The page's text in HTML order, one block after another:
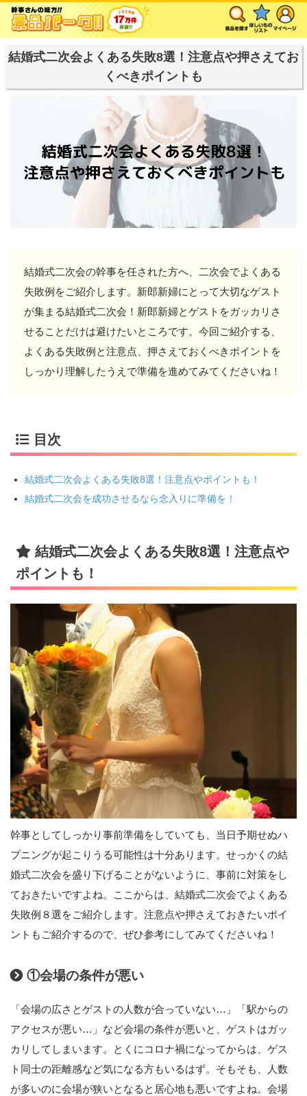
結婚式二次会よくある失敗8選！注意点や押さえてお
くべきポイントも
結婚式二次会の幹事を任された方へ、二次会でよくある
失敗例をご紹介します。新郎新婦にとって大切なゲスト
が集まる結婚式二次会！新郎新婦とゲストをガッカリさ
せることだけは避けたいところです。今回ご紹介する、
よくある失敗例と注意点、押さえておくべきポイントを
しっかり理解したうえで準備を進めてみてくださいね！
目次
結婚式二次会よくある失敗8選！注意点やポイントも！
結婚式二次会を成功させるなら念入りに準備を！
結婚式二次会よくある失敗8選！注意点や
ポイントも！
幹事としてしっかり事前準備をしていても、当日予期せぬハ
プニングが起こりうる可能性は十分あります。せっかくの結
婚式二次会を盛り下げることがないように、事前に対策をし
ておきたいですよね。ここからは、結婚式二次会でよくある
失敗例８選をご紹介します。注意点や押さえておきたいポイ
ントもご紹介するので、ぜひ参考にしてみてくださいね！
①会場の条件が悪い
「会場の広さとゲストの人数が合っていない…」「駅からの
アクセスが悪い…」など会場の条件が悪いと、ゲストはガッ
カリしてしまいます。とくにコロナ禍になってからは、ゲス
ト同士の距離感など気になる方もいるはず。そもそも、人数
が多いのに会場が狭いとなると居心地も悪いですよね。会場